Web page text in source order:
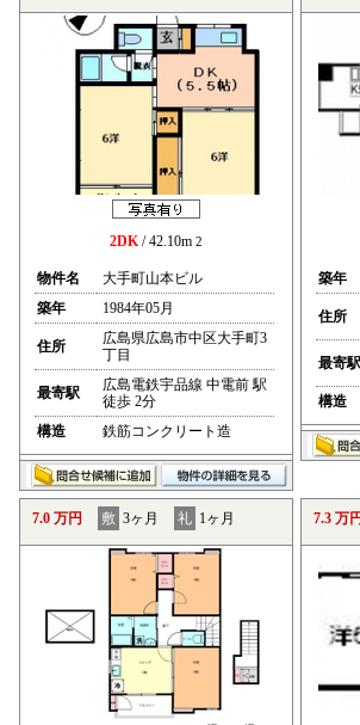
2DK/ 42.10m 2
物件名
大手町山本ビル
築年
1984年05月
住所
広島県広島市中区大手町3
丁目
最寄駅
広島電鉄宇品線 中電前 駅
徒歩 2分
構造
鉄筋コンクリート造
築年
住所
最寄駅
構造
7.0 万円 敷 3ヶ月 礼 1ヶ月 7.3 万円